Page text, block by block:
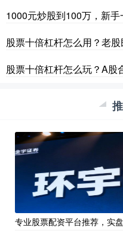
1000元炒股到100万，新手
股票十倍杠杆怎么用？老
股票十倍杠杆怎么玩？A股
专业股票配资平台推荐，实